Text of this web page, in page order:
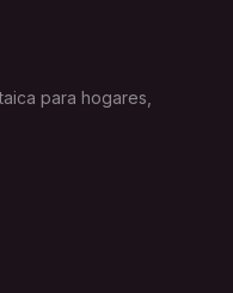
para hogares,